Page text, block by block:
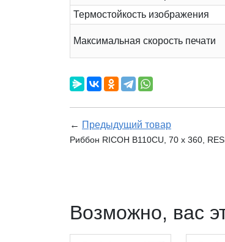
Термостойкость изображения
Максимальная скорость печати
← Предыдущий товар
Риббон RICOH B110CU, 70 х 360,
Возможно, вас